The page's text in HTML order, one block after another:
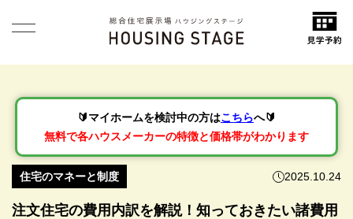
🔰マイホームを検討中の方はこちらへ🔰
無料で各ハウスメーカーの特徴と価格帯がわかります
住宅のマネーと制度 2025.10.24
注文住宅の費用内訳を解説！知っておきたい諸費用